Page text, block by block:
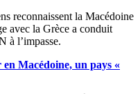
reconnaissent la Macédoine
avec la Grèce a conduit
à l’impasse.
Macédoine, un pays «